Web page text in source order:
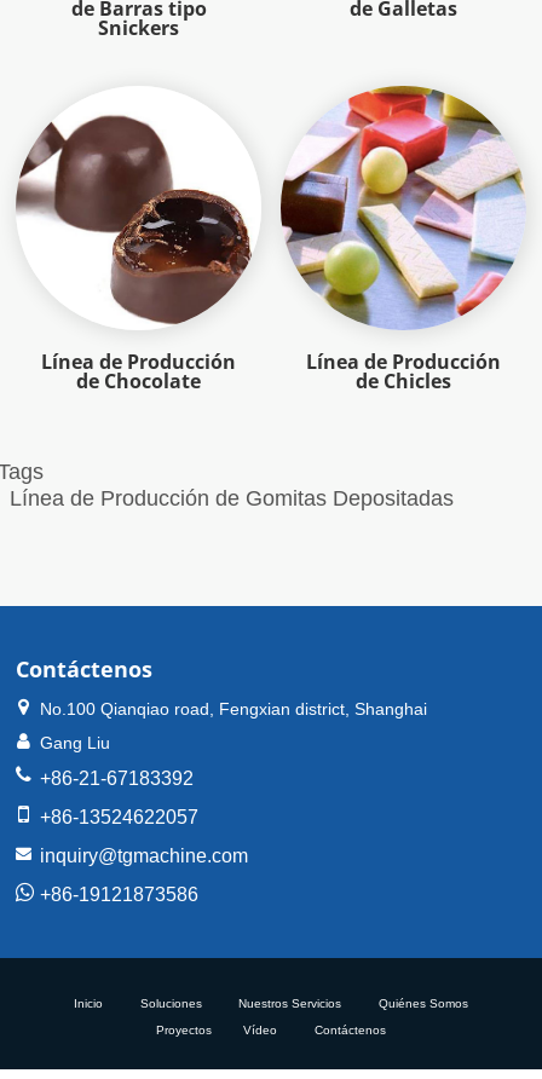
de Barras tipo
Snickers
de Galletas
Línea de Producción
de Chocolate
Línea de Producción
de Chicles
Línea de Producción de Gomitas Depositadas
Contáctenos
No.100 Qianqiao road, Fengxian district, Shanghai
Gang Liu
+86-21-67183392
+86-13524622057
inquiry@tgmachine.com
+86-19121873586
Inicio Soluciones Nuestros Servicios
Quiénes Somos
Proyectos
Vídeo Contáctenos